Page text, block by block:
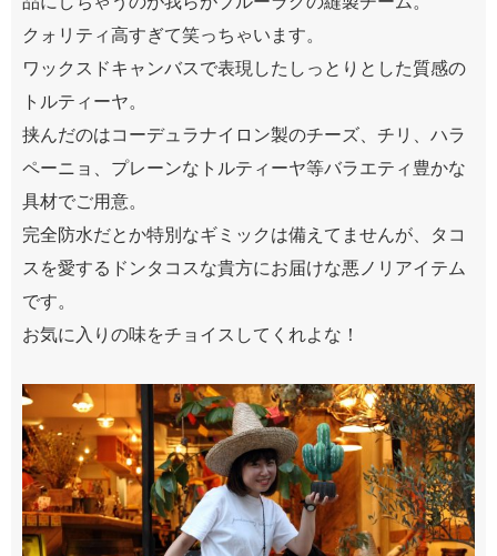
クォリティ高すぎて笑っちゃいます。
ワックスドキャンバスで表現したしっとりとした質感の
トルティーヤ。
挟んだのはコーデュラナイロン製のチーズ、チリ、ハラ
ペーニョ、プレーンなトルティーヤ等バラエティ豊かな
具材でご用意。
完全防水だとか特別なギミックは備えてませんが、タコ
スを愛するドンタコスな貴方にお届けな悪ノリアイテム
です。
お気に入りの味をチョイスしてくれよな！